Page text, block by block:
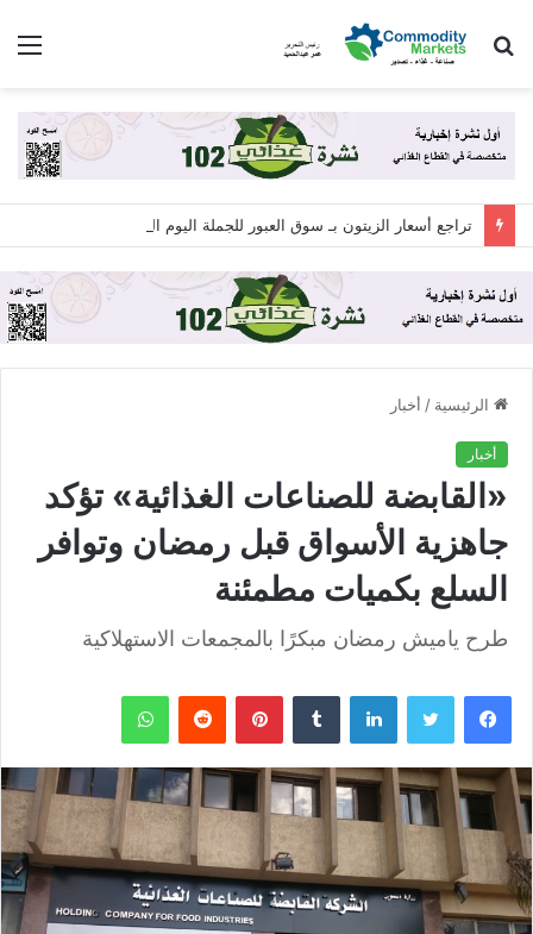
بحث
الرئيسية / أخبار
أخبار
«القابضة للصناعات الغذائية» تؤكد
جاهزية الأسواق قبل رمضان وتوافر
السلع بكميات مطمئنة
طرح ياميش رمضان مبكرًا بالمجمعات الاستهلاكية
فيسبوك تويتر لينكدإن بينتيريست واتساب